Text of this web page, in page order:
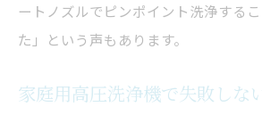
ートノズルでピンポイント洗浄する
た」という声もあります。
家庭用高圧洗浄機で失敗しな